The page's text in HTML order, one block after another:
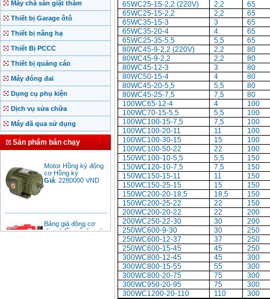
Máy chà sàn giặt thảm
Thiết bị Garage ôtô
Thiết bị nâng hạ
Thiết Bị PCCC
Thiết bị quảng cáo
Máy đóng đai
Dụng cụ phụ kiện
Dịch vụ sửa chữa
Máy đã qua sử dụng
Sản phẩm bán chạy
cơ Hồng ký
Giá:2280000
diesel đầu nổ diesel
Giá:6500000VND
65WC25-15-2,2 (220V)
2,2
65
65WC25-15-2,2
2,2
65
65WC35-15-3
3
65
65WC35-20-4
4
65
65WC25-35-5,5
5,5
65
80WC45-9-2,2 (220V)
2,2
80
80WC45-9-2,2
2,2
80
80WC45-12-3
3
80
80WC50-15-4
4
80
80WC45-20-5,5
5,5
80
80WC45-25-7,5
7,5
80
100WC65-12-4
4
100
100WC70-15-5,5
5,5
100
100WC100-15-7,5
7,5
100
100WC100-20-11
11
100
100WC100-30-15
15
100
100WC100-50-22
22
100
150WC100-10-5,5
5,5
150
150WC120-10-7,5
7,5
150
150WC150-15-11
11
150
150WC150-25-15
15
150
150WC200-20-18,5
18,5
150
150WC200-25-22
22
150
200WC200-20-22
22
200
200WC250-22-30
30
200
250WC600-9-30
30
250
250WC600-12-37
37
250
250WC600-15-45
45
250
300WC800-12-45
45
300
300WC800-15-55
55
300
300WC800-20-75
75
300
300WC950-20-95
75
300
300WC1200-20-110
110 300